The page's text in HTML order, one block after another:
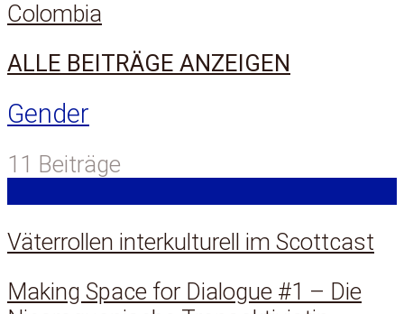
Colombia
ALLE BEITRÄGE ANZEIGEN
Gender
11 Beiträge
Väterrollen interkulturell im Scottcast
Making Space for Dialogue #1 – Die